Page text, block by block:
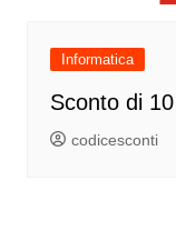
Informatica
Sconto di
codicesconti